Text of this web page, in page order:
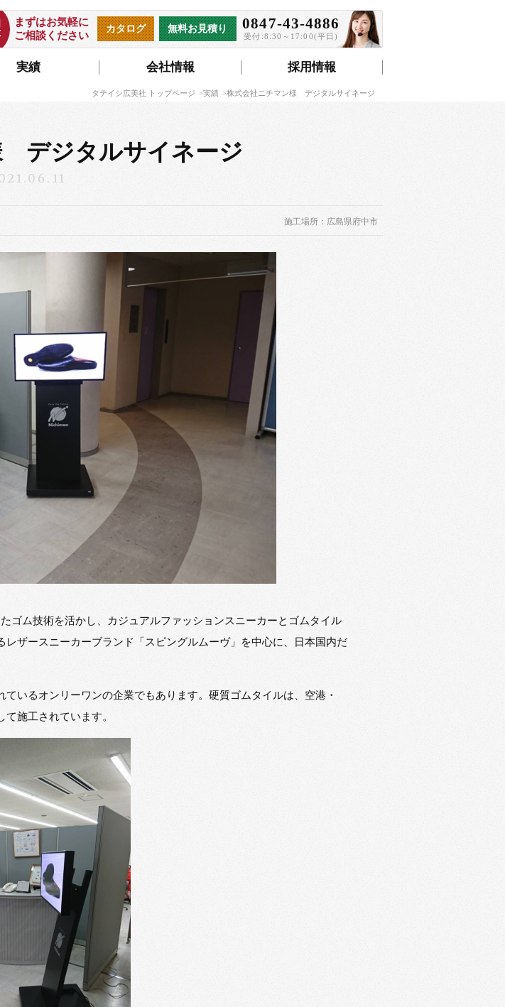
実績 会社情報 採用情報
0847-43-4886
受付:8:30～17:00(平日)
無料お見積り
カタログ
まずはお気軽に
ご相談ください
タテイシ広美社 トップページ 実績 株式会社ニチマン様 デジタルサイネージ
デジタルサイネージ
施工場所：広島県府中市
ゴム技術を活かし、カジュアルファッションスニーカーとゴムタイル
ザースニーカーブランド「スピングルムーヴ」を中心に、日本国内だ
いるオンリーワンの企業でもあります。硬質ゴムタイルは、空港・
施工されています。